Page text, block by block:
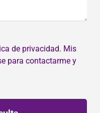
de privacidad. Mis
para contactarme y